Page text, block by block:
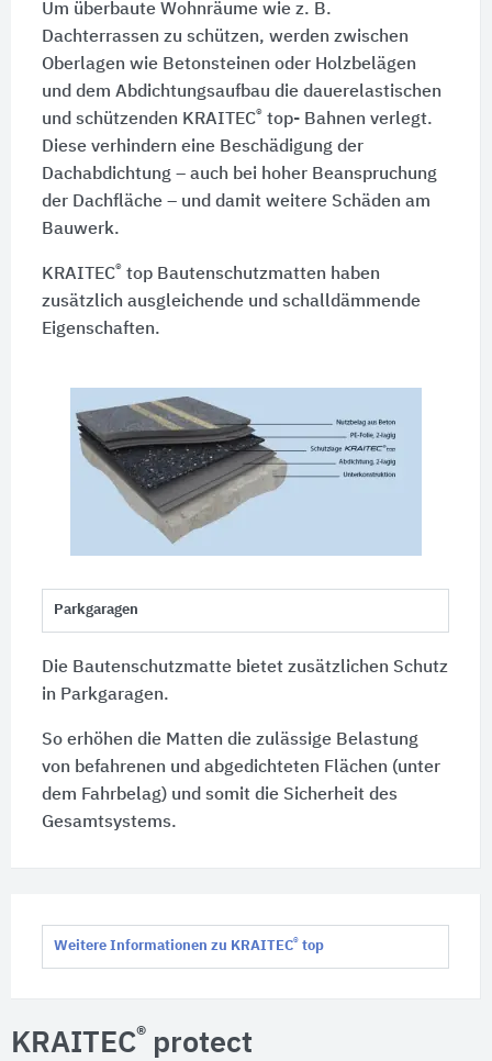
Um überbaute Wohnräume wie z. B.
Dachterrassen zu schützen, werden zwischen
Oberlagen wie Betonsteinen oder Holzbelägen
und dem Abdichtungsaufbau die dauerelastischen
und schützenden KRAITEC® top- Bahnen verlegt.
Diese verhindern eine Beschädigung der
Dachabdichtung – auch bei hoher Beanspruchung
der Dachfläche – und damit weitere Schäden am
Bauwerk.
KRAITEC® top Bautenschutzmatten haben
zusätzlich ausgleichende und schalldämmende
Eigenschaften.
Parkgaragen
Die Bautenschutzmatte bietet zusätzlichen Schutz
in Parkgaragen.
So erhöhen die Matten die zulässige Belastung
von befahrenen und abgedichteten Flächen (unter
dem Fahrbelag) und somit die Sicherheit des
Gesamtsystems.
Weitere Informationen zu KRAITEC®top
KRAITEC® protect